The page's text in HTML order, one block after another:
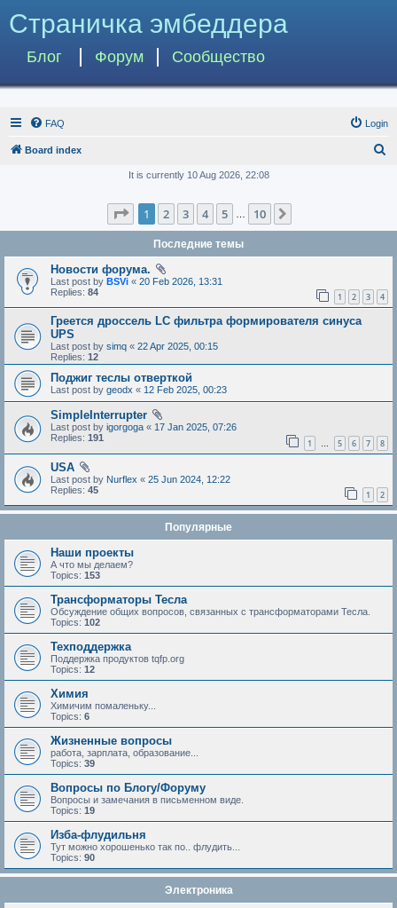
Страничка эмбеддера
Блог Форум Сообщество
FAQ Login
Board index
c
h
It is currently 10 Aug 2026, 22:08
Page 1of 10
1 2 3 4 5 10
Последние темы
Новости форума.
Last post by BSVi « 20 Feb 2026, 13:31
Replies: 84 1 2 3 4
Греется дроссель LC фильтра формирователя синуса
UPS
Last post by simq « 22 Apr 2025, 00:15
Replies: 12
Поджиг теслы отверткой
Last post by geodx « 12 Feb 2025, 00:23
SimpleInterrupter
Last post by igorgoga « 17 Jan 2025, 07:26
Replies: 191 1 … 5 6 7 8
USA
Last post by Nurflex « 25 Jun 2024, 12:22
Replies: 45 1 2
Популярные
Наши проекты
А что мы делаем?
Topics: 153
Трансформаторы Тесла
Обсуждение общих вопросов, связанных с трансформаторами Тесла.
Topics: 102
Техподдержка
Поддержка продуктов tqfp.org
Topics: 12
Химия
Химичим помаленьку...
Topics: 6
Жизненные вопросы
работа, зарплата, образование...
Topics: 39
Вопросы по Блогу/Форуму
Вопросы и замечания в письменном виде.
Topics: 19
Изба-флудильня
Тут можно хорошенько так по.. флудить...
Topics: 90
Электроника